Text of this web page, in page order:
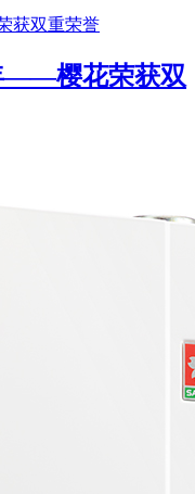
——樱花荣获双